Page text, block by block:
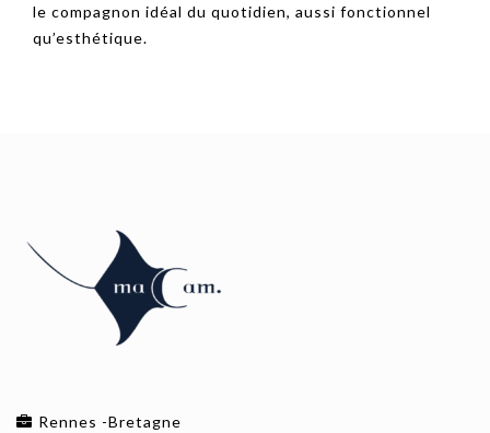
le compagnon idéal du quotidien, aussi fonctionnel
qu’esthétique.
Rennes -Bretagne